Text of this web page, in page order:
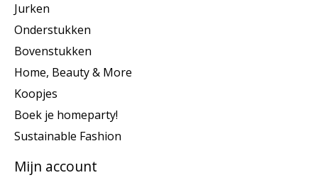
Jurken
Onderstukken
Bovenstukken
Home, Beauty & More
Koopjes
Boek je homeparty!
Sustainable Fashion
Mijn account